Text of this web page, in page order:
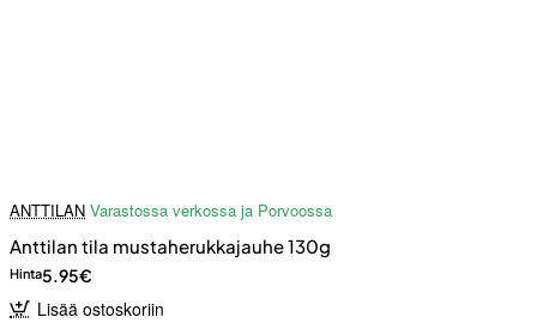
ANTTILAN Varastossa verkossa ja Porvoossa
Anttilan tila mustaherukkajauhe 130g
Hinta5.95€
Lisää ostoskoriin